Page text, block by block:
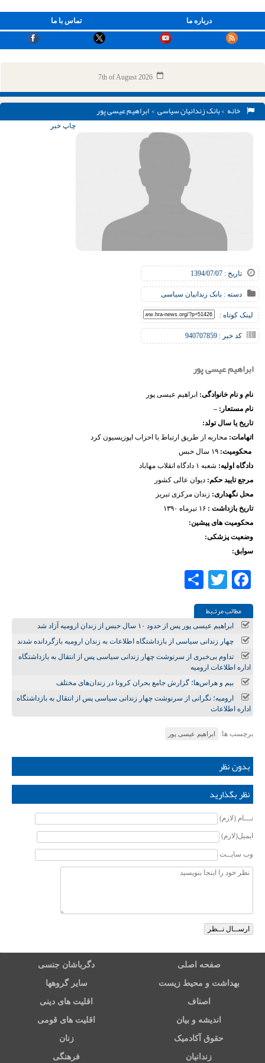
تماس با ما درباره ما
7th of August 2026
خانه >بانک زندانیان سیاسی> ابراهیم عیسی پور
تاریخ : 1394/07/07
دسته : بانک زندانیان سیاسی
لینک کوتاه :
کد خبر : 940707859
چاپ خبر
ابراهیم عیسی پور
نام و نام خانوادگی: ابراهیم عیسی پور
نام مستعار: –
تاریخ یا سال تولد:
اتهامات: محاربه از طریق ارتباط با احزاب اپوزیسیون کرد
محکومیت: ۱۹ سال حبس
دادگاه اولیه: شعبه ۱ دادگاه انقلاب مهاباد
مرجع تایید حکم: دیوان عالی کشور
محل نگهداری: زندان مرکزی تبریز
تاریخ بازداشت : ۱۶ تیرماه ۱۳۹۰
محکومیت های پیشین:
وضعیت پزشکی:
سوابق:
Facebook
Twitter
مطالب مرتـبط
ابراهیم عیسی پور پس از حدود ۱۰ سال حبس از زندان ارومیه آزاد شد
چهار زندانی سیاسی از بازداشتگاه اطلاعات به زندان ارومیه بازگردانده شدند
تداوم بی‌خبری از سرنوشت چهار زندانی سیاسی پس از انتقال به بازداشتگاه
اداره اطلاعات ارومیه
بیم و هراس‌ها؛ گزارش جامع بحران کرونا در زندان‌های مختلف
ارومیه؛ نگرانی از سرنوشت چهار زندانی سیاسی پس از انتقال به بازداشتگاه
اداره اطلاعات
برچسب ها: ابراهیم عیسی پور
بدون نظر
نظر بگذارید
نـــام (لازم)
ایمیل(لازم)
وب سایــت
صفحه اصلی دگرباشان جنسی
بهداشت و محیط زیست سایر گروهها
اصناف اقلیت های دینی
اندیشه و بیان اقلیت های قومی
حقوق آکادمیک زنان
زندانیان فرهنگی